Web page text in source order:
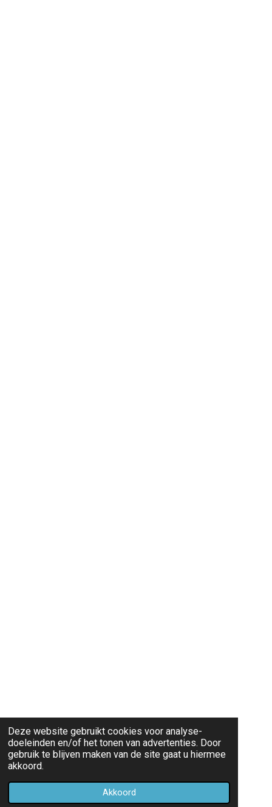
Deze website gebruikt cookies voor analyse-
doeleinden en/of het tonen van advertenties. Door
gebruik te blijven maken van de site gaat u hiermee
akkoord.
Akkoord